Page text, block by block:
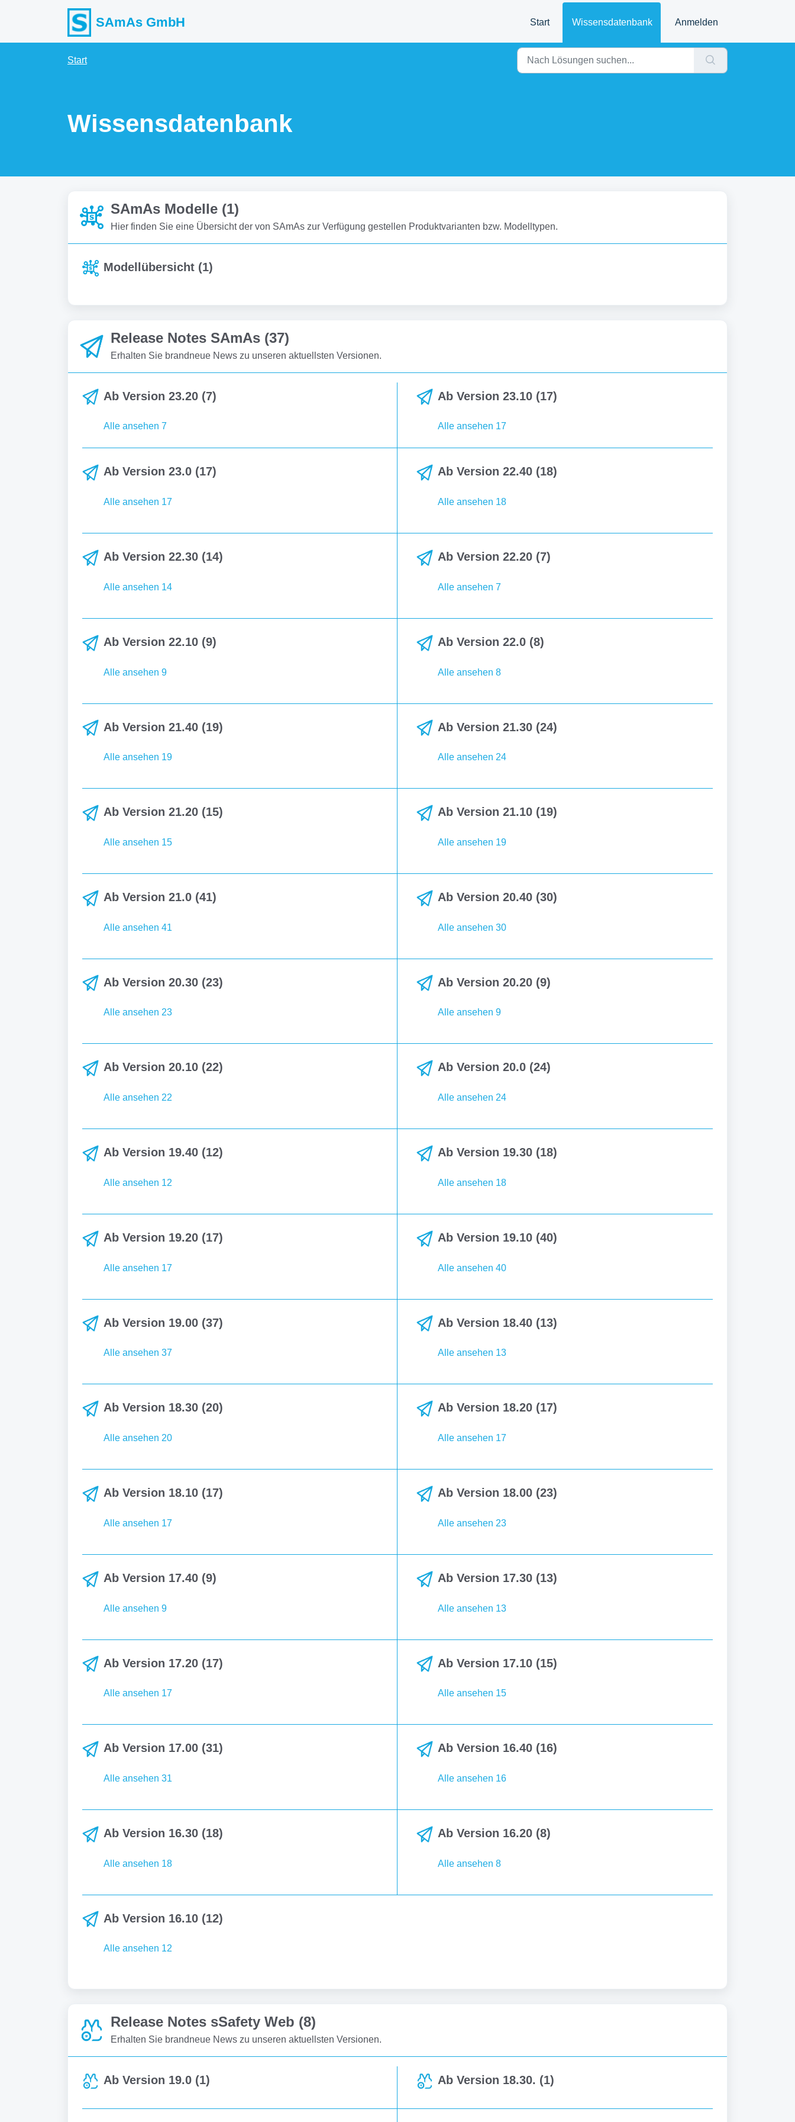
SAmAs GmbH Start Wissensdatenbank Anmelden
Start
Wissensdatenbank
SAmAs Modelle (1)
Hier finden Sie eine Übersicht der von SAmAs zur Verfügung gestellen Produktvarianten bzw. Modelltypen.
Modellübersicht (1)
Release Notes SAmAs (37)
Erhalten Sie brandneue News zu unseren aktuellsten Versionen.
Ab Version 23.20 (7)
Alle ansehen 7
Ab Version 23.10 (17)
Alle ansehen 17
Ab Version 23.0 (17)
Alle ansehen 17
Ab Version 22.40 (18)
Alle ansehen 18
Ab Version 22.30 (14)
Alle ansehen 14
Ab Version 22.20 (7)
Alle ansehen 7
Ab Version 22.10 (9)
Alle ansehen 9
Ab Version 22.0 (8)
Alle ansehen 8
Ab Version 21.40 (19)
Alle ansehen 19
Ab Version 21.30 (24)
Alle ansehen 24
Ab Version 21.20 (15)
Alle ansehen 15
Ab Version 21.10 (19)
Alle ansehen 19
Ab Version 21.0 (41)
Alle ansehen 41
Ab Version 20.40 (30)
Alle ansehen 30
Ab Version 20.30 (23)
Alle ansehen 23
Ab Version 20.20 (9)
Alle ansehen 9
Ab Version 20.10 (22)
Alle ansehen 22
Ab Version 20.0 (24)
Alle ansehen 24
Ab Version 19.40 (12)
Alle ansehen 12
Ab Version 19.30 (18)
Alle ansehen 18
Ab Version 19.20 (17)
Alle ansehen 17
Ab Version 19.10 (40)
Alle ansehen 40
Ab Version 19.00 (37)
Alle ansehen 37
Ab Version 18.40 (13)
Alle ansehen 13
Ab Version 18.30 (20)
Alle ansehen 20
Ab Version 18.20 (17)
Alle ansehen 17
Ab Version 18.10 (17)
Alle ansehen 17
Ab Version 18.00 (23)
Alle ansehen 23
Ab Version 17.40 (9)
Alle ansehen 9
Ab Version 17.30 (13)
Alle ansehen 13
Ab Version 17.20 (17)
Alle ansehen 17
Ab Version 17.10 (15)
Alle ansehen 15
Ab Version 17.00 (31)
Alle ansehen 31
Ab Version 16.40 (16)
Alle ansehen 16
Ab Version 16.30 (18)
Alle ansehen 18
Ab Version 16.20 (8)
Alle ansehen 8
Ab Version 16.10 (12)
Alle ansehen 12
Release Notes sSafety Web (8)
Erhalten Sie brandneue News zu unseren aktuellsten Versionen.
Ab Version 19.0 (1) Ab Version 18.30. (1)